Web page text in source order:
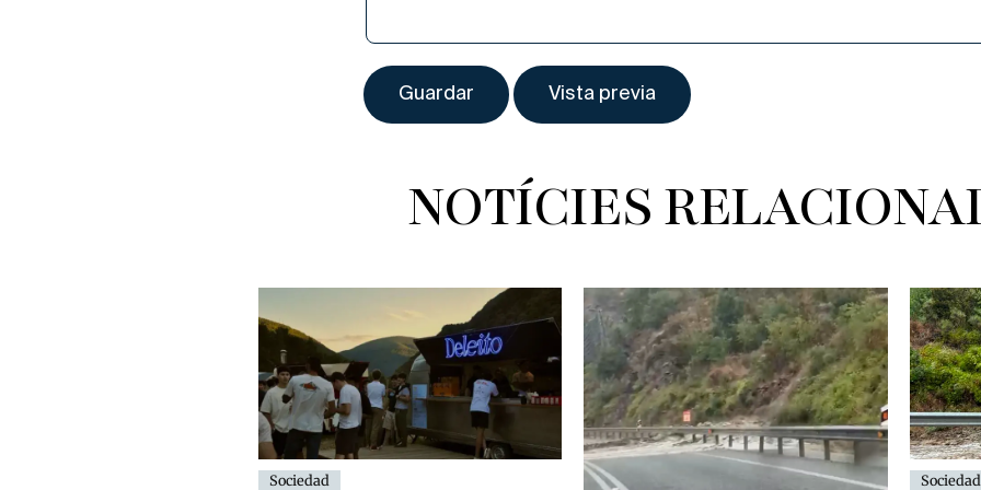
NOTÍCIES
Sociedad Sociedad